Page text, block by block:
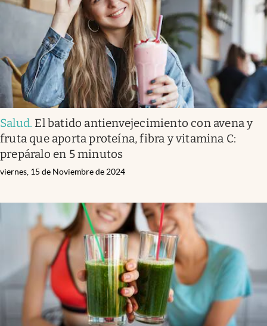
Salud. El batido antienvejecimiento con avena y
fruta que aporta proteína, fibra y vitamina C:
prepáralo en 5 minutos
viernes, 15 de Noviembre de 2024